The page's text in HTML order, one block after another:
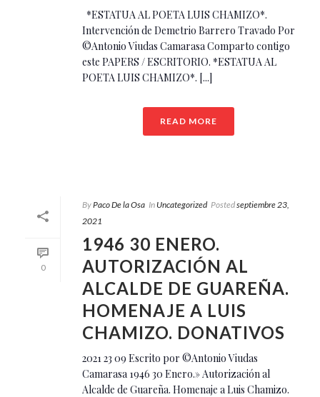
*ESTATUA AL POETA LUIS CHAMIZO*.
Intervención de Demetrio Barrero Travado Por
©Antonio Viudas Camarasa Comparto contigo
este PAPERS / ESCRITORIO. *ESTATUA AL
POETA LUIS CHAMIZO*. [...]
READ MORE
0
ByPaco De la Osa In Uncategorized Postedseptiembre 23,
2021
1946 30 ENERO.
AUTORIZACIÓN AL
ALCALDE DE GUAREÑA.
HOMENAJE A LUIS
CHAMIZO. DONATIVOS
2021 23 09 Escrito por ©Antonio Viudas
Camarasa 1946 30 Enero.» Autorización al
Alcalde de Guareña. Homenaje a Luis Chamizo.